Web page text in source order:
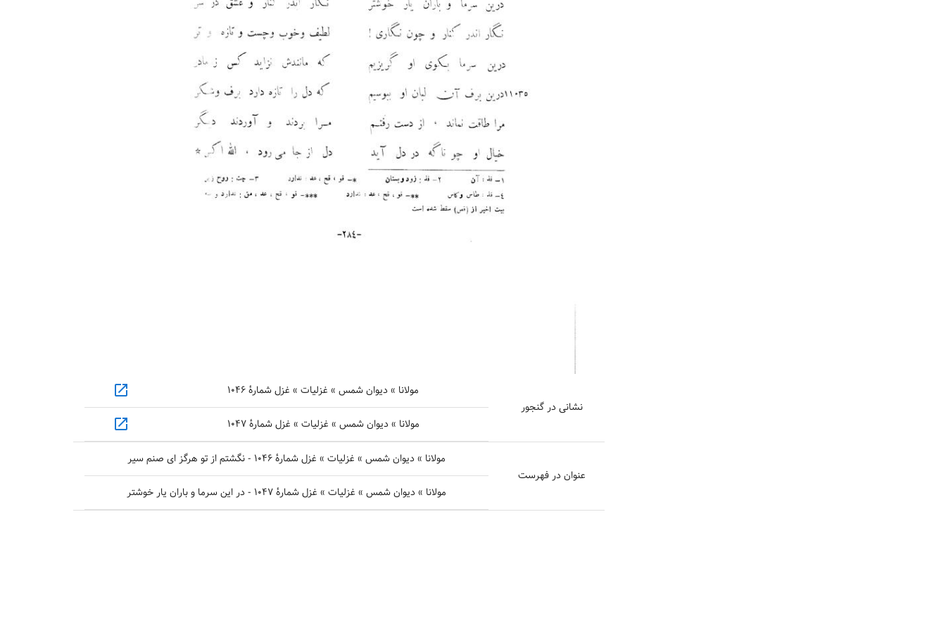
نشانی در گنجور
مولانا » دیوان شمس » غزلیات » غزل شمارهٔ ۱۰۴۶ open_in_new
مولانا » دیوان شمس » غزلیات » غزل شمارهٔ ۱۰۴۷ open_in_new
عنوان در فهرست
مولانا » دیوان شمس » غزلیات » غزل شمارهٔ ۱۰۴۶ - نگشتم از تو هرگز ای صنم سیر
مولانا » دیوان شمس » غزلیات » غزل شمارهٔ ۱۰۴۷ - در این سرما و باران یار خوشتر